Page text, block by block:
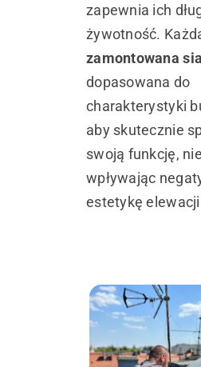
zapewnia ich
żywotność.
zamontowana
dopasowana do
charakterystyki
aby skutecznie
swoją funkcję, nie
wpływając
estetykę